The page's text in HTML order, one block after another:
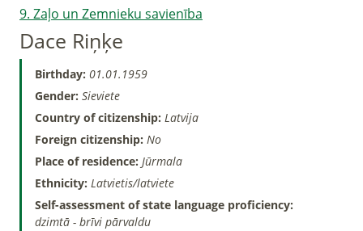
9. Zaļo un Zemnieku savienība
Dace Riņķe
Birthday: 01.01.1959
Gender: Sieviete
Country of citizenship: Latvija
Foreign citizenship: No
Place of residence: Jūrmala
Ethnicity: Latvietis/latviete
Self-assessment of state language proficiency:
dzimtā - brīvi pārvaldu